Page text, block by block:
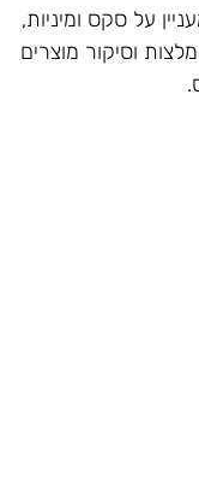
על סקס ומיניות,
וסיקור מוצרים